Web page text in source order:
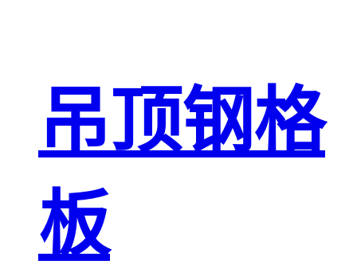
吊顶钢格
板